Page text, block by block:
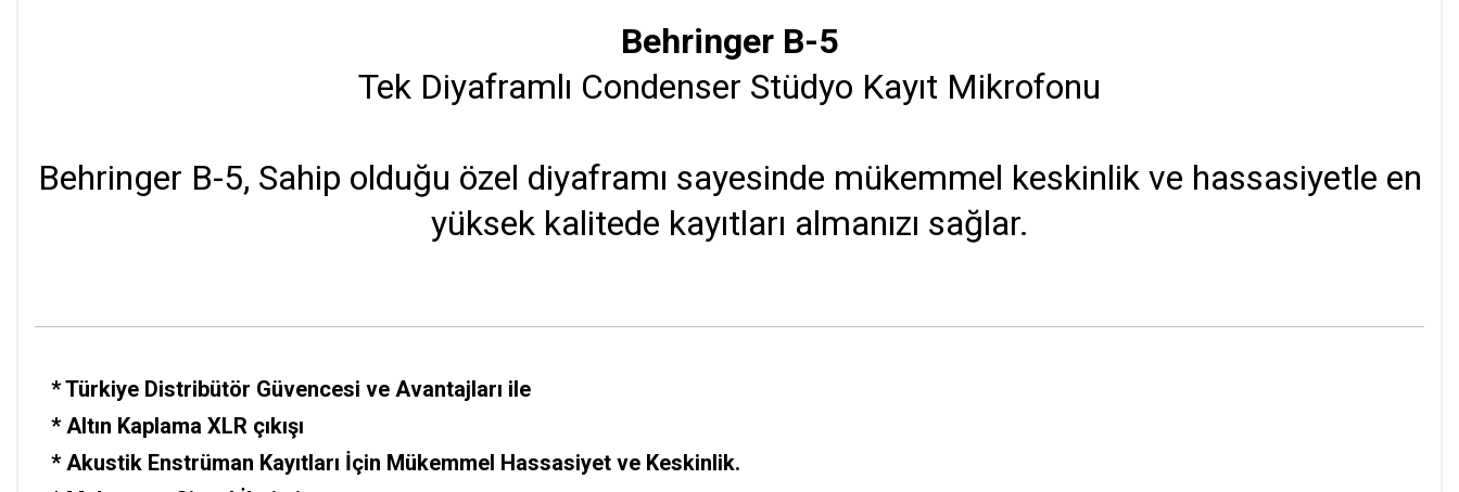
Behringer B-5
Tek Diyaframlı Condenser Stüdyo Kayıt Mikrofonu
Behringer B-5, Sahip olduğu özel diyaframı sayesinde mükemmel keskinlik ve hassasiyetle en
yüksek kalitede kayıtları almanızı sağlar.
*Türkiye Distribütör Güvencesi ve Avantajları ile
* Altın Kaplama XLR çıkışı
* Akustik Enstrüman Kayıtları İçin Mükemmel Hassasiyet ve Keskinlik.